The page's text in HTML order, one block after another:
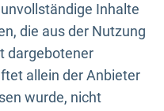
Inhalte
die aus der Nutzung
dargebotener
allein der Anbieter
wurde, nicht